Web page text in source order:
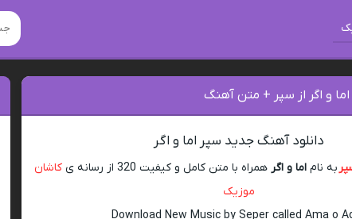
و اگر از سپر + متن آهنگ
دانلود آهنگ جدید سپر اما و اگر
به ناماما و اگر همراه با متن کامل و کیفیت 320 از رسانه ی
کاشان
موزیک
Download New Music by Seper called Ama o